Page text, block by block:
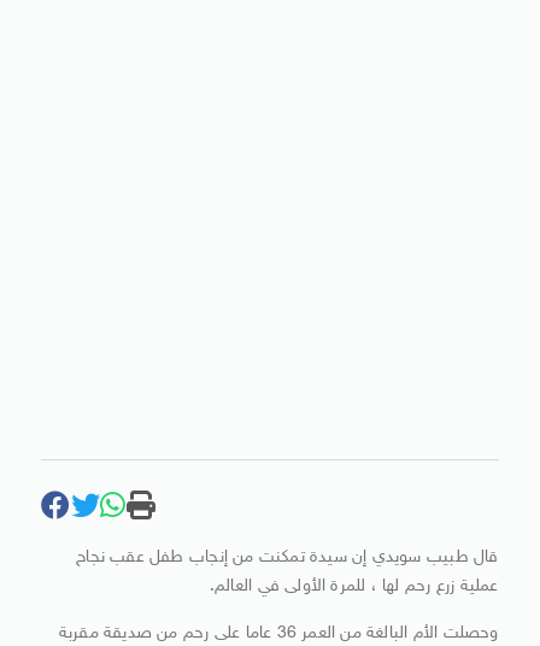
قال طبيب سويدي إن سيدة تمكنت من إنجاب طفل عقب نجاح
عملية زرع رحم لها ، للمرة الأولى في العالم.
وحصلت الأم البالغة من العمر 36 عاما على رحم من صديقة مقربة